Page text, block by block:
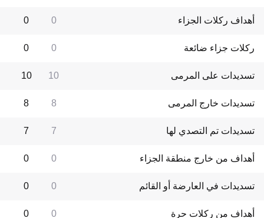
أهداف ركلات الجزاء 0
0
ركلات جزاء ضائعة 0
0
تسديدات على المرمى 10
10
تسديدات خارج المرمى 8
8
تسديدات تم التصدي لها 7
7
أهداف من خارج منطقة الجزاء 0
0
تسديدات في العارضة أو القائم 0
0
أهداف من ركلات حرة 0
0